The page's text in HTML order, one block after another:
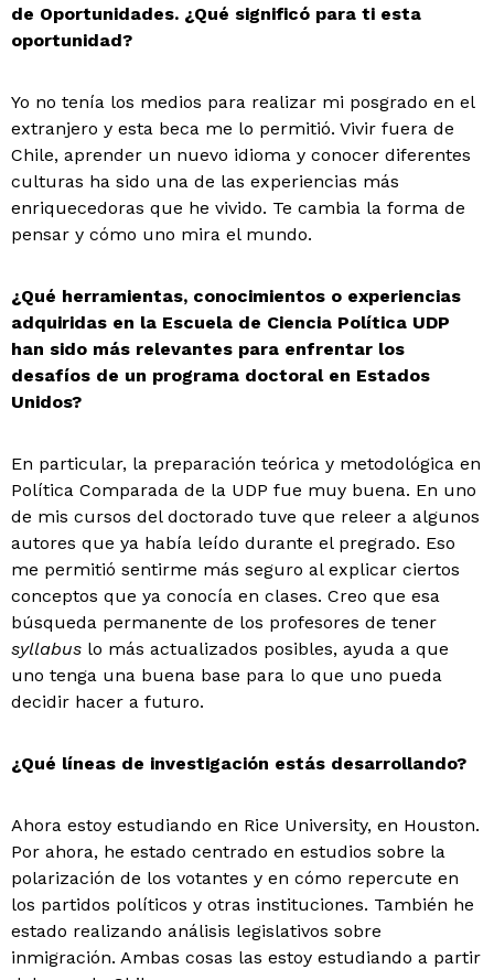
de Oportunidades. ¿Qué significó para ti esta
oportunidad?
Yo no tenía los medios para realizar mi posgrado en el
extranjero y esta beca me lo permitió. Vivir fuera de
Chile, aprender un nuevo idioma y conocer diferentes
culturas ha sido una de las experiencias más
enriquecedoras que he vivido. Te cambia la forma de
pensar y cómo uno mira el mundo.
¿Qué herramientas, conocimientos o experiencias
adquiridas en la Escuela de Ciencia Política UDP
han sido más relevantes para enfrentar los
desafíos de un programa doctoral en Estados
Unidos?
En particular, la preparación teórica y metodológica en
Política Comparada de la UDP fue muy buena. En uno
de mis cursos del doctorado tuve que releer a algunos
autores que ya había leído durante el pregrado. Eso
me permitió sentirme más seguro al explicar ciertos
conceptos que ya conocía en clases. Creo que esa
búsqueda permanente de los profesores de tener
syllabus lo más actualizados posibles, ayuda a que
uno tenga una buena base para lo que uno pueda
decidir hacer a futuro.
¿Qué líneas de investigación estás desarrollando?
Ahora estoy estudiando en Rice University, en Houston.
Por ahora, he estado centrado en estudios sobre la
polarización de los votantes y en cómo repercute en
los partidos políticos y otras instituciones. También he
estado realizando análisis legislativos sobre
inmigración. Ambas cosas las estoy estudiando a partir